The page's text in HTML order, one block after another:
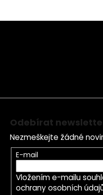
Z
Odebírat
Nezmeškejte žádné
E-mail
Vložením e-mailu
ochrany osobních